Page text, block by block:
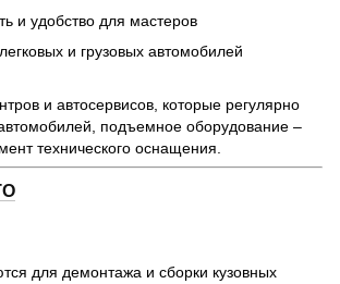
и удобство для мастеров
и грузовых автомобилей
и автосервисов, которые регулярно
подъемное оборудование –
технического оснащения.
для демонтажа и сборки кузовных